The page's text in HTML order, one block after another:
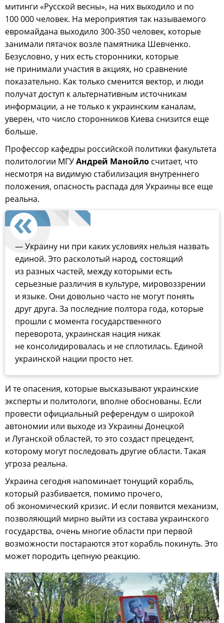
митинги «Русской весны», на них выходило и по
100 000 человек. На мероприятия так называемого
евромайдана выходило 300-350 человек, которые
занимали пятачок возле памятника Шевченко.
Безусловно, у них есть сторонники, которые
не принимали участия в акциях, но сравнение
показательно. Как только сменится вектор, и люди
получат доступ к альтернативным источникам
информации, а не только к украинским каналам,
уверен, что число сторонников Киева снизится еще
больше.
Профессор кафедры российской политики факультета
политологии МГУАндрей Манойло считает, что
несмотря на видимую стабилизация внутреннего
положения, опасность распада для Украины все еще
реальна.
— Украину ни при каких условиях нельзя назвать
единой. Это расколотый народ, состоящий
из разных частей, между которыми есть
серьезные различия в культуре, мировоззрении
и языке. Они довольно часто не могут понять
друг друга. За последние полтора года, которые
прошли с момента государственного
переворота, украинская нация никак
не консолидировалась и не сплотилась. Единой
украинской нации просто нет.
И те опасения, которые высказывают украинские
эксперты и политологи, вполне обоснованы. Если
провести официальный референдум о широкой
автономии или выходе из Украины Донецкой
и Луганской областей, то это создаст прецедент,
которому могут последовать другие области. Такая
угроза реальна.
Украина сегодня напоминает тонущий корабль,
который разбивается, помимо прочего,
об экономический кризис. И если появится механизм,
позволяющий мирно выйти из состава украинского
государства, очень многие области при первой
возможности постараются этот корабль покинуть. Это
может породить цепную реакцию.